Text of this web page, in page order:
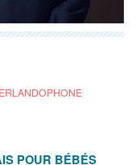
POUR BÉBÉS